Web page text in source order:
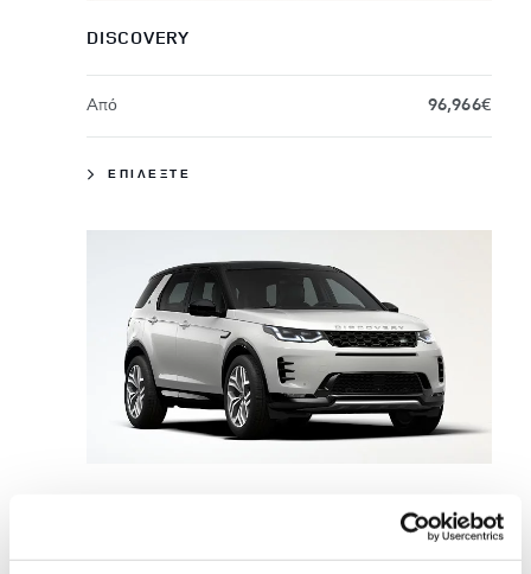
DISCOVERY
Aπό 96,966€
ΕΠΙΛΕΞΤΕ